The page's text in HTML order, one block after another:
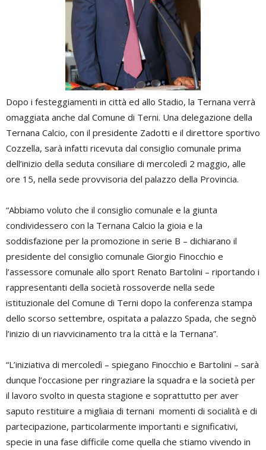
Dopo i festeggiamenti in città ed allo Stadio, la Ternana verrà
omaggiata anche dal Comune di Terni. Una delegazione della
Ternana Calcio, con il presidente Zadotti e il direttore sportivo
Cozzella, sarà infatti ricevuta dal consiglio comunale prima
dell’inizio della seduta consiliare di mercoledì 2 maggio, alle
ore 15, nella sede provvisoria del palazzo della Provincia.
“Abbiamo voluto che il consiglio comunale e la giunta
condividessero con la Ternana Calcio la gioia e la
soddisfazione per la promozione in serie B – dichiarano il
presidente del consiglio comunale Giorgio Finocchio e
l’assessore comunale allo sport Renato Bartolini – riportando i
rappresentanti della società rossoverde nella sede
istituzionale del Comune di Terni dopo la conferenza stampa
dello scorso settembre, ospitata a palazzo Spada, che segnò
l’inizio di un riavvicinamento tra la città e la Ternana”.
“L’iniziativa di mercoledì – spiegano Finocchio e Bartolini – sarà
dunque l’occasione per ringraziare la squadra e la società per
il lavoro svolto in questa stagione e soprattutto per aver
saputo restituire a migliaia di ternani momenti di socialità e di
partecipazione, particolarmente importanti e significativi,
specie in una fase difficile come quella che stiamo vivendo in